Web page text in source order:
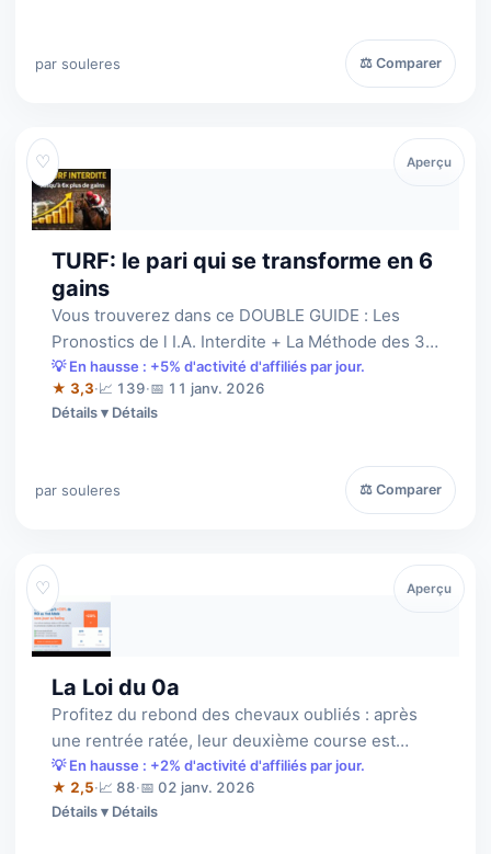
par souleres ⚖ Comparer
♡
TURF: le pari qui se transforme en 6
gains
Vous trouverez dans ce DOUBLE GUIDE : Les
Pronostics de l I.A. Interdite + La Méthode des 3
Favoris + La Méthode financière 1-3-2…
💡 En hausse : +5% d'activité d'affiliés par jour.
★ 3,3·📈 139·📅 11 janv. 2026
Détails
par souleres ⚖ Comparer
Aperçu
♡
La Loi du 0a
Profitez du rebond des chevaux oubliés : après
une rentrée ratée, leur deuxième course est
souvent la bonne. Une méthode validée …
💡 En hausse : +2% d'activité d'affiliés par jour.
★ 2,5·📈 88·📅 02 janv. 2026
Détails
Aperçu